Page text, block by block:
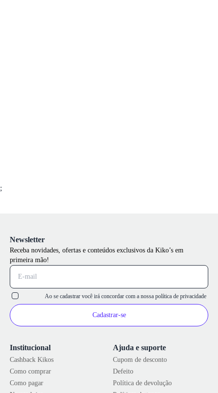
;
Institucional
Cashback Kikos
Como comprar
Como pagar
Ajuda e suporte
Cupom de desconto
Defeito
Política de devolução
Newsletter
Receba novidades, ofertas e conteúdos exclusivos da Kiko’s em
primeira mão!
Ao se cadastrar você irá concordar com a nossa política de privacidade
Cadastrar-se